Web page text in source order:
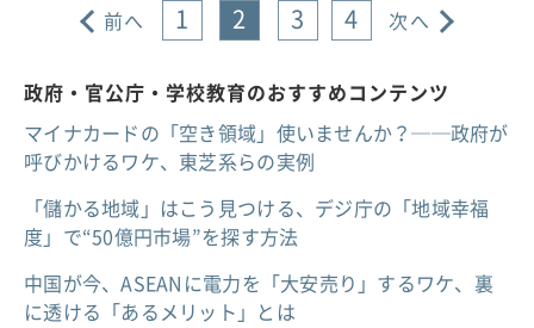
前へ
1 2 3 4 次へ
政府・官公庁・学校教育のおすすめコンテンツ
マイナカードの「空き領域」使いませんか？──政府が
呼びかけるワケ、東芝系らの実例
「儲かる地域」はこう見つける、デジ庁の「地域幸福
度」で“50億円市場”を探す方法
中国が今、ASEANに電力を「大安売り」するワケ、裏
に透ける「あるメリット」とは